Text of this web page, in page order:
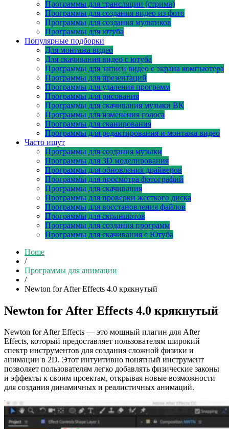
Программы для трансляции (стрима)
Программы для создания видео из фото
Программы для создания мультиков
Программы для ютуба
Популярные подборки
Для монтажа видео
Для скачивания видео с ютуба
Программы для записи видео с экрана компьютера
Программы для презентаций
Программы для удаления программ
Программы для рисования
Программы для скачивания музыки ВК
Программы для изменения голоса
Программы для сканирования
Программы для редактирования и монтажа видео
Часто ищут
Программы для создания музыки
Программы для 3D моделирования
Программы для обновления драйверов
Программы для просмотра фотографий
Программы для скачивания
Программы для проверки жесткого диска
Программы для восстановления файлов
Программы для скриншотов
Программы для создания программ
Программы для скачивания с Ютуба
Home
/
Программы для анимации
/
Newton for After Effects 4.0 крякнутый
Newton for After Effects 4.0 крякнутый
Newton for After Effects — это мощный плагин для After
Effects, который предоставляет пользователям широкий
спектр инструментов для создания сложной физики и
анимации в 2D. Этот интуитивно понятный инструмент
позволяет пользователям легко добавлять физические законы
и эффекты к своим проектам, открывая новые возможности
для создания динамичных и реалистичных анимаций.